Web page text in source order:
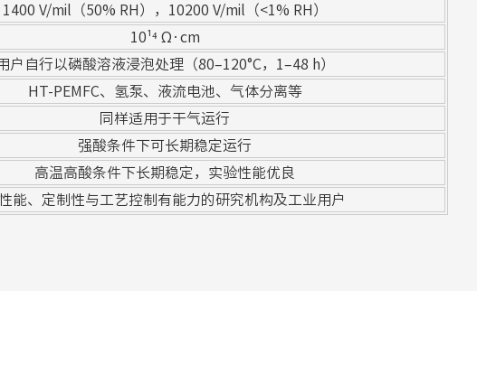
1400 V/mil（50% RH），10200 V/mil（<1% RH）
10¹⁴ Ω·cm
户自行以磷酸溶液浸泡处理（80–120°C，1–48 h）
HT-PEMFC、氢泵、液流电池、气体分离等
同样适用于干气运行
强酸条件下可长期稳定运行
高温高酸条件下长期稳定，实验性能优良
能、定制性与工艺控制有能力的研究机构及工业用户